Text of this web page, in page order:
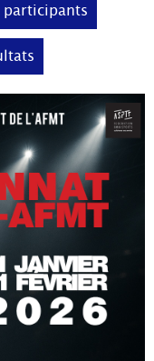
participants